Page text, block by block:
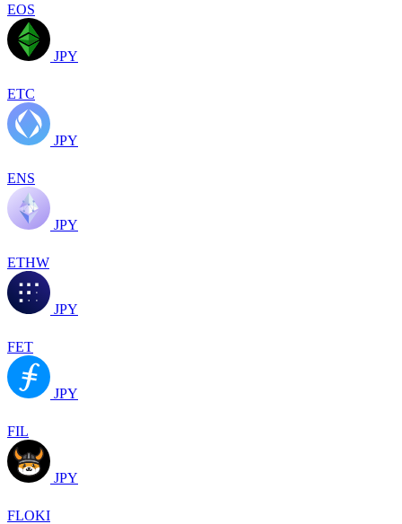
EOS
JPY
ETC
JPY
ENS
JPY
ETHW
JPY
FET
JPY
FIL
JPY
FLOKI